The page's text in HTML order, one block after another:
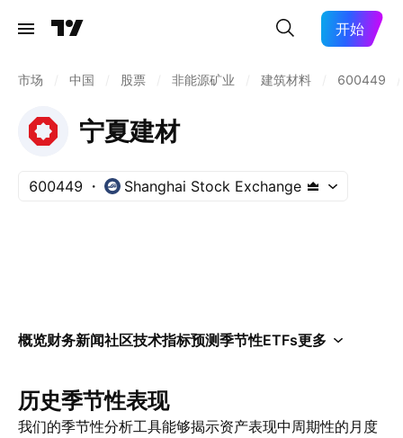
开始
市场 中国 股票 非能源矿业 建筑材料 600449
宁夏建材
600449 Shanghai Stock Exchange
概览财务新闻社区技术指标预测季节性ETFs更多
历史季节性表现
我们的季节性分析工具能够揭示资产表现中周期性的月度